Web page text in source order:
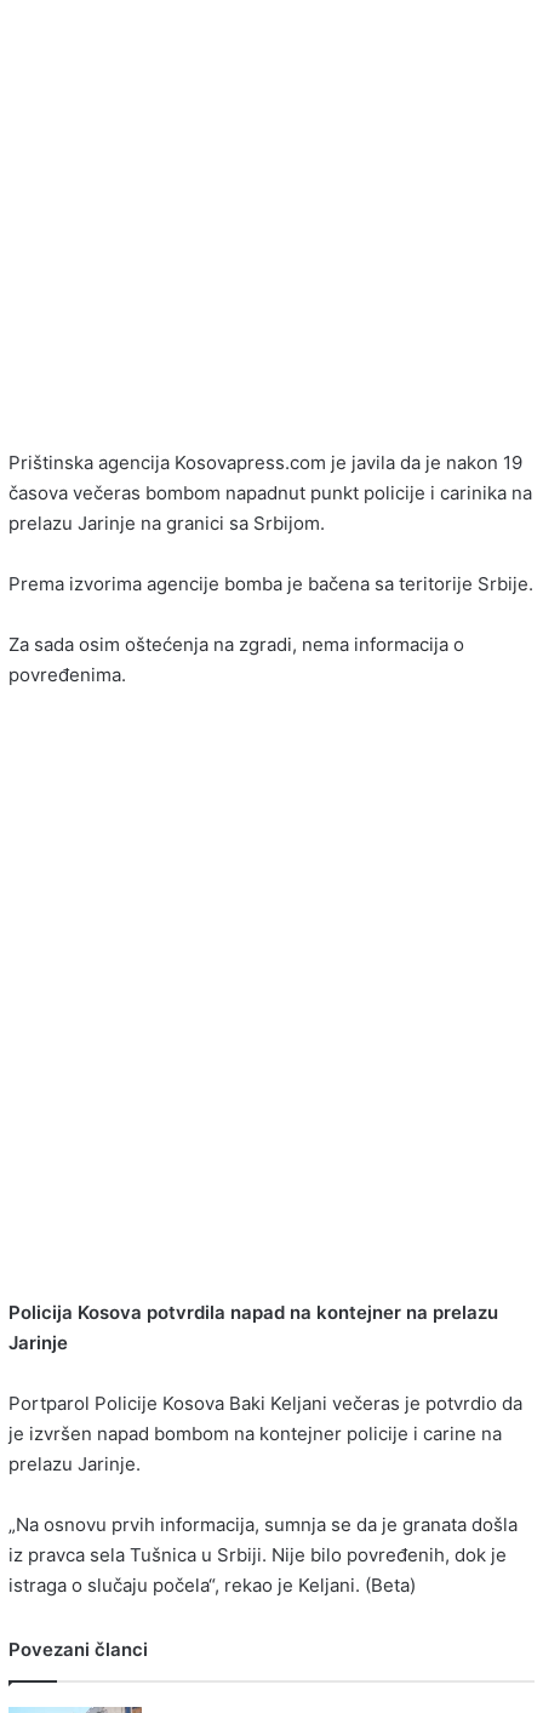
Prištinska agencija Kosovapress.com je javila da je nakon 19
časova večeras bombom napadnut punkt policije i carinika na
prelazu Jarinje na granici sa Srbijom.
Prema izvorima agencije bomba je bačena sa teritorije Srbije.
Za sada osim oštećenja na zgradi, nema informacija o
povređenima.
Policija Kosova potvrdila napad na kontejner na prelazu
Jarinje
Portparol Policije Kosova Baki Keljani večeras je potvrdio da
je izvršen napad bombom na kontejner policije i carine na
prelazu Jarinje.
„Na osnovu prvih informacija, sumnja se da je granata došla
iz pravca sela Tušnica u Srbiji. Nije bilo povređenih, dok je
istraga o slučaju počela“, rekao je Keljani. (Beta)
Povezani članci